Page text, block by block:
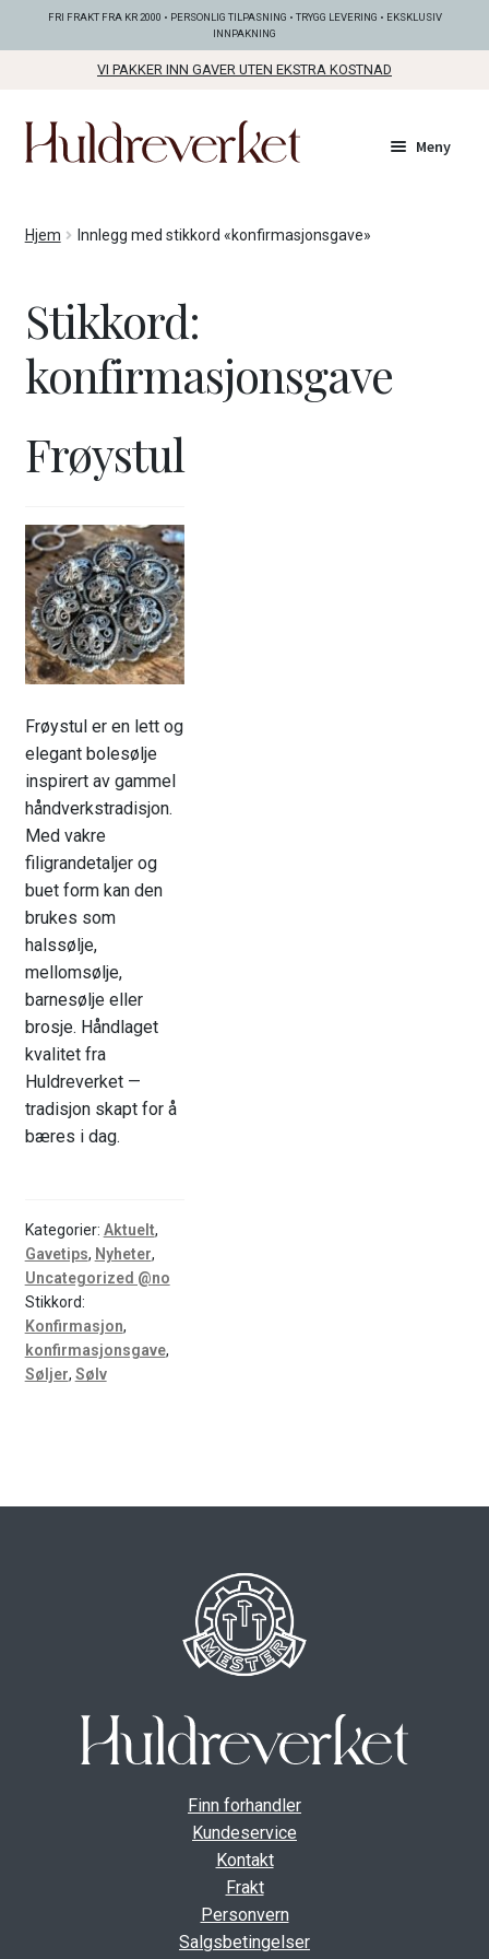
FRI FRAKT FRA KR 2000 • PERSONLIG TILPASNING • TRYGG LEVERING • EKSKLUSIV
INNPAKNING
VI PAKKER INN GAVER UTEN EKSTRA KOSTNAD
Hopp
Hopp
Meny
KOLLEKSJONER
GAVETIPS
GAVEKORT
VÅR HULDREVERDEN
FINN FORHANDLER
Hjem Innlegg med stikkord «konfirmasjonsgave»
Stikkord:
konfirmasjonsgave
Frøystul
Frøystul er en lett og
elegant bolesølje
inspirert av gammel
håndverkstradisjon.
Med vakre
filigrandetaljer og
buet form kan den
brukes som
halssølje,
mellomsølje,
barnesølje eller
brosje. Håndlaget
kvalitet fra
Huldreverket —
tradisjon skapt for å
bæres i dag.
Kategorier: Aktuelt,
Gavetips, Nyheter,
Uncategorized @no
Stikkord:
Konfirmasjon,
konfirmasjonsgave,
Søljer, Sølv
Finn forhandler
Kundeservice
Kontakt
Frakt
Personvern
Salgsbetingelser